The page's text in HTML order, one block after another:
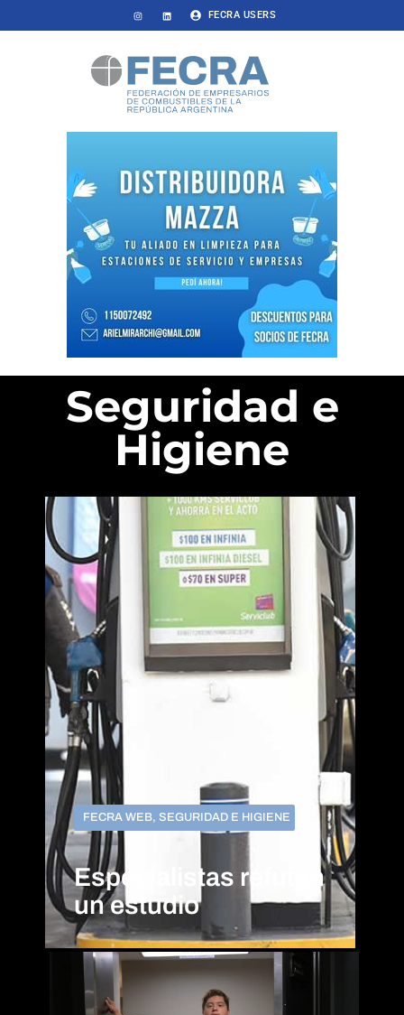
FECRA USERS
Seguridad e
Higiene
FECRA WEB, SEGURIDAD E HIGIENE
Especialistas refutan
un estudio